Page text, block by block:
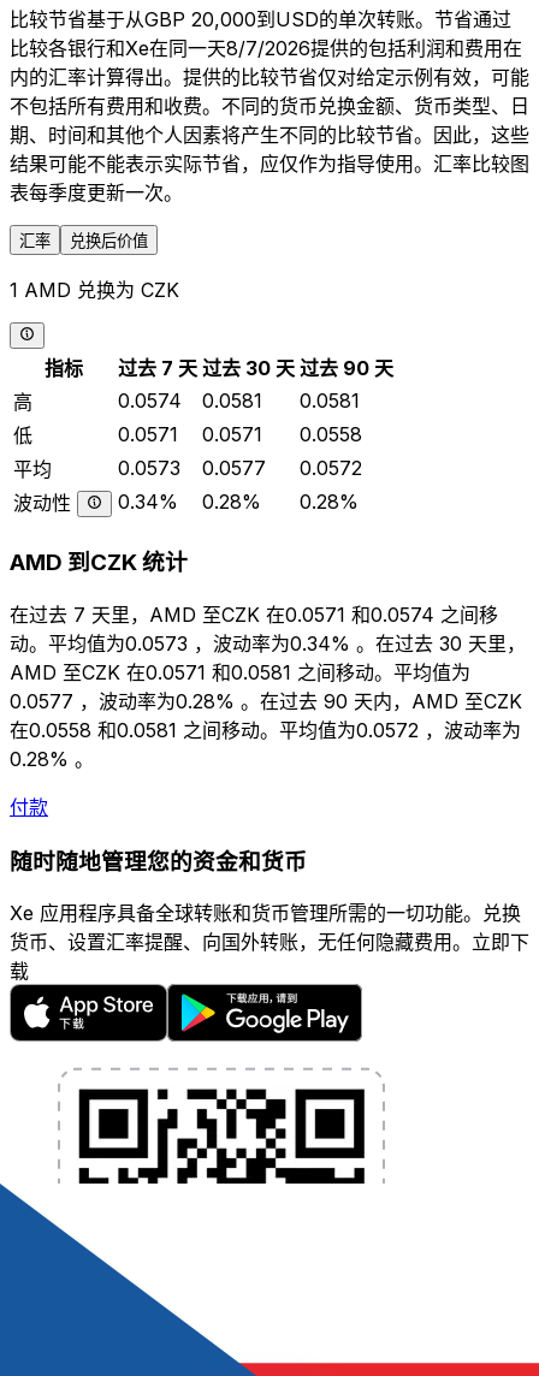
比较节省基于从GBP 20,000到USD的单次转账。节省通过
比较各银行和Xe在同一天8/7/2026提供的包括利润和费用在
内的汇率计算得出。提供的比较节省仅对给定示例有效，可能
不包括所有费用和收费。不同的货币兑换金额、货币类型、日
期、时间和其他个人因素将产生不同的比较节省。因此，这些
结果可能不能表示实际节省，应仅作为指导使用。汇率比较图
表每季度更新一次。
汇率 兑换后价值
1 AMD 兑换为 CZK
指标 过去 7 天 过去 30 天 过去 90 天
高
0.0574 0.0581
0.0581
低
0.0571 0.0571
0.0558
平均
0.0573 0.0577
0.0572
波动性
0.34% 0.28% 0.28%
AMD 到CZK 统计
在过去 7 天里，AMD 至CZK 在0.0571 和0.0574 之间移
动。平均值为0.0573 ，波动率为0.34% 。在过去 30 天里，
AMD 至CZK 在0.0571 和0.0581 之间移动。平均值为
0.0577 ，波动率为0.28% 。在过去 90 天内，AMD 至CZK
在0.0558 和0.0581 之间移动。平均值为0.0572 ，波动率为
0.28% 。
付款
随时随地管理您的资金和货币
Xe 应用程序具备全球转账和货币管理所需的一切功能。兑换
货币、设置汇率提醒、向国外转账，无任何隐藏费用。立即下
载